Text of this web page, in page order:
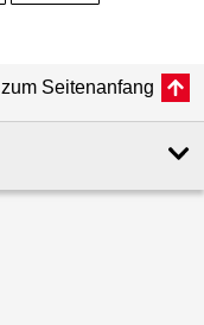
zum Seitenanfang